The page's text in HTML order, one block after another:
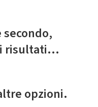
risultati...
opzioni.